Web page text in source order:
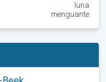
luna
menguante